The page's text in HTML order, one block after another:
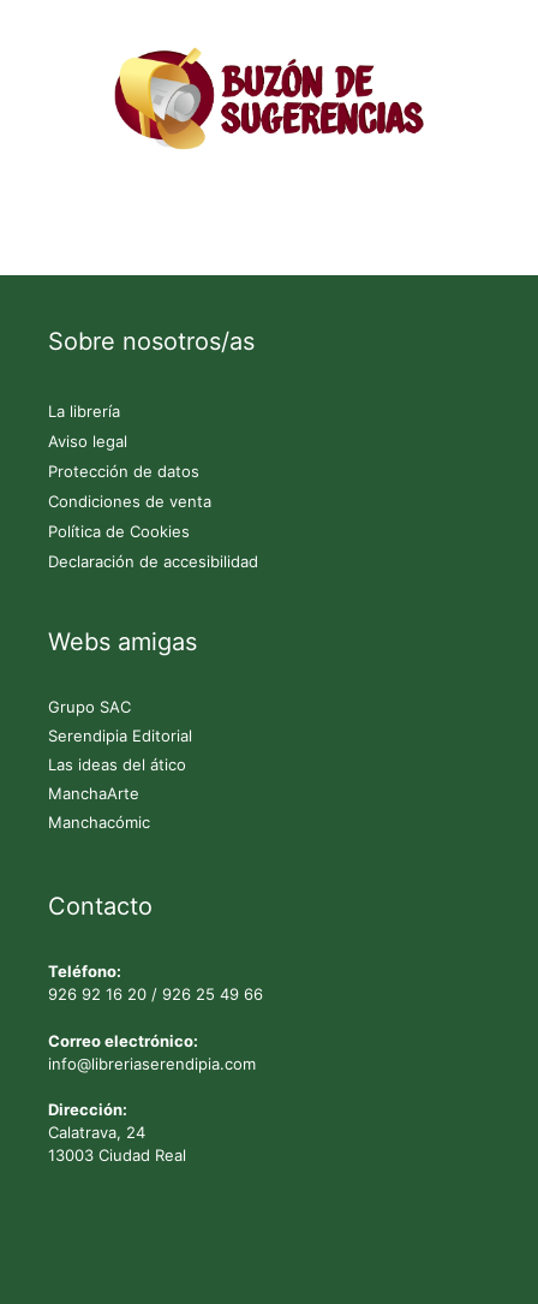
Sobre nosotros/as
La librería
Aviso legal
Protección de datos
Condiciones de venta
Política de Cookies
Declaración de accesibilidad
Webs amigas
Grupo SAC
Serendipia Editorial
Las ideas del ático
ManchaArte
Manchacómic
Contacto
Teléfono:
926 92 16 20 / 926 25 49 66
Correo electrónico:
info@libreriaserendipia.com
Dirección:
Calatrava, 24
13003 Ciudad Real